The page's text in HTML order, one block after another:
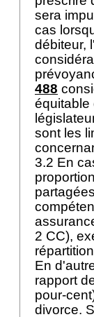
sera
cas
débiteur,
488
équitable
sont les
3.2 En
2 CC),
En
rapport
pour-
divorce.